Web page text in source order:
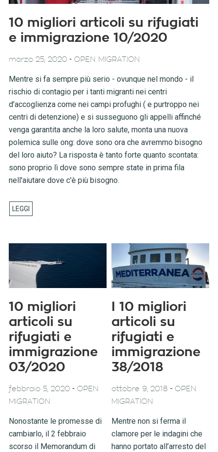
10 migliori articoli su rifugiati
e immigrazione 10/2020
marzo 25, 2020- OPEN MIGRATION
Mentre si fa sempre più serio - ovunque nel mondo - il
rischio di contagio per i tanti migranti nei centri
d’accoglienza come nei campi profughi ( e purtroppo nei
centri di detenzione) e si susseguono gli appelli affinché
venga garantita anche la loro salute, monta una nuova
polemica sulle ong: dove sono ora che avremmo bisogno
del loro aiuto? La risposta è tanto forte quanto scontata:
sono proprio lì dove sono sempre state in prima fila
nell'aiutare dove c'è più bisogno.
10 migliori
articoli su
rifugiati e
immigrazione
03/2020
febbraio 5, 2020- OPEN
MIGRATION
Nonostante le promesse di
cambiarlo, il 2 febbraio
scorso il Memorandum di
I 10 migliori
articoli su
rifugiati e
immigrazione
38/2018
ottobre 9, 2018 - OPEN
MIGRATION
Mentre non si ferma il
clamore per le indagini che
hanno portato all’arresto del